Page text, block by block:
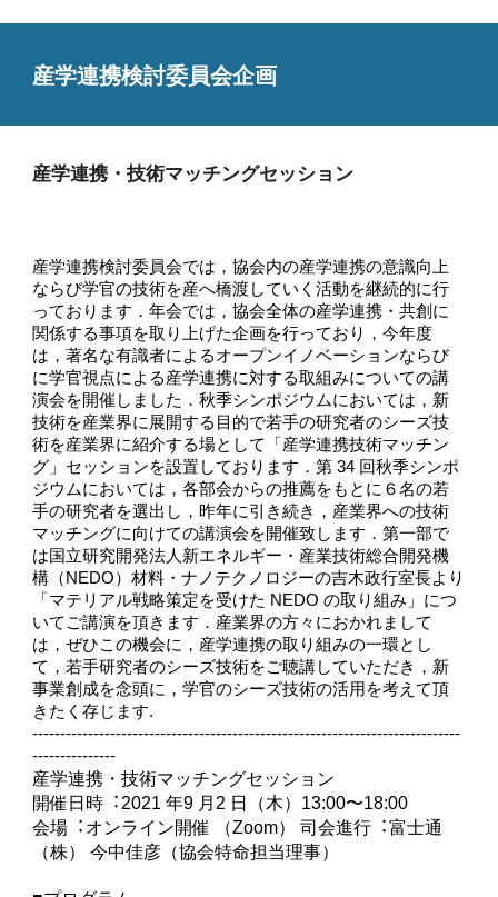
産学連携検討委員会企画
産学連携・技術マッチングセッション
産学連携検討委員会では，協会内の産学連携の意識向上
ならび学官の技術を産へ橋渡していく活動を継続的に行
っております．年会では，協会全体の産学連携・共創に
関係する事項を取り上げた企画を行っており，今年度
は，著名な有識者によるオープンイノベーションならび
に学官視点による産学連携に対する取組みについての講
演会を開催しました．秋季シンポジウムにおいては，新
技術を産業界に展開する目的で若手の研究者のシーズ技
術を産業界に紹介する場として「産学連携技術マッチン
グ」セッションを設置しております．第 34 回秋季シンポ
ジウムにおいては，各部会からの推薦をもとに６名の若
手の研究者を選出し，昨年に引き続き，産業界への技術
マッチングに向けての講演会を開催致します．第一部で
は国立研究開発法人新エネルギー・産業技術総合開発機
構（NEDO）材料・ナノテクノロジーの吉木政行室⻑より
「マテリアル戦略策定を受けた NEDO の取り組み」につ
いてご講演を頂きます．産業界の方々におかれまして
は，ぜひこの機会に，産学連携の取り組みの一環とし
て，若手研究者のシーズ技術をご聴講していただき，新
事業創成を念頭に，学官のシーズ技術の活用を考えて頂
きたく存じます.
-----------------------------------------------------------------------------
---------------
産学連携・技術マッチングセッション
開催⽇時︓2021 年9 ⽉2 ⽇（⽊）13:00〜18:00
会場︓オンライン開催 （Zoom） 司会進⾏︓富⼠通
（株） 今中佳彦（協会特命担当理事）